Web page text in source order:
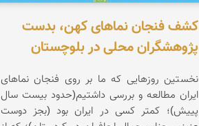
کشف فنجان نماهای کهن، بدست
پژوهشگران محلی در بلوچستان
نخستین روزهایی که ما بر روی فنجان نماهای
ایران مطالعه و بررسی داشتیم(حدود بیست سال
پییش)؛ کمتر کسی در ایران بود (بجز دوست